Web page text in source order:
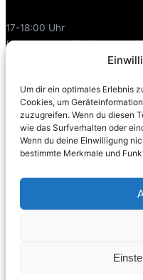
Um dir ein optimales Erlebnis
Cookies, um
zuzugreifen. Wenn du diesen
wie das Surfverhalten oder
Wenn du deine Einwilligung
bestimmte Merkmale und
17-18:00 Uhr
(Sonntags geöffnet)
Facebook
Instagram
Joyclub